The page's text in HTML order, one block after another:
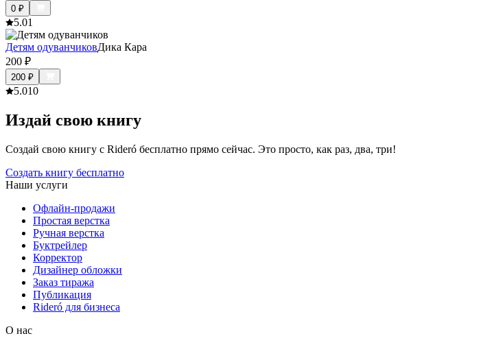
0 ₽
5.01
Детям одуванчиковДика Кара
200 ₽
200 ₽
5.010
Издай свою книгу
Создай свою книгу с Rideró бесплатно прямо сейчас. Это просто, как раз, два, три!
Создать книгу бесплатно
Наши услуги
Офлайн-продажи
Простая верстка
Ручная верстка
Буктрейлер
Корректор
Дизайнер обложки
Заказ тиража
Публикация
Rideró для бизнеса
О нас